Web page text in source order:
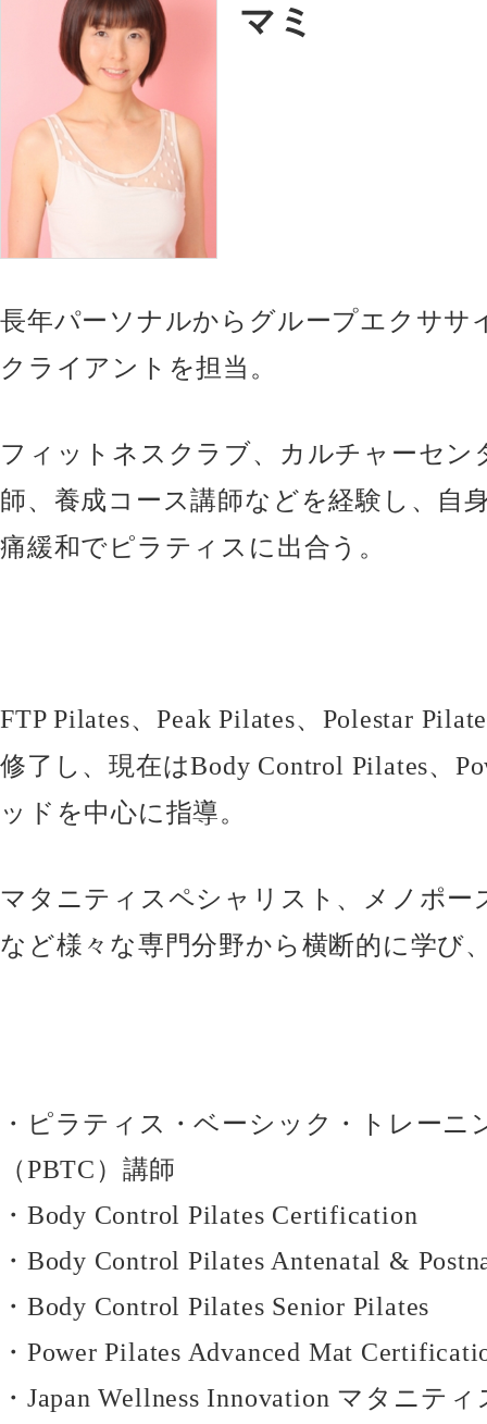
マミ
長年パーソナルからグループエクササ
クライアントを担当。
フィットネスクラブ、カルチャーセン
師、養成コース講師などを経験し、自
痛緩和でピラティスに出合う。
FTP Pilates、Peak Pilates、Polestar
修了し、現在はBody Control Pilates、
ッドを中心に指導。
マタニティスペシャリスト、メノポー
など様々な専門分野から横断的に学び
・ピラティス・ベーシック・トレーニ
（PBTC）講師
・Body Control Pilates Certification
・Body Control Pilates Antenatal &
・Body Control Pilates Senior Pilates
・Power Pilates Advanced Mat
・Japan Wellness Innovation マタニテ